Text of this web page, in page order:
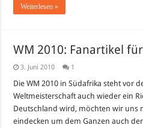
Weiterlesen »
WM 2010: Fanartikel
3. Juni 2010 1
Die WM 2010 in Südafrika steht vor
Weltmeisterschaft auch wieder ein
Deutschland wird, möchten wir uns
eindecken um dem Ganzen auch